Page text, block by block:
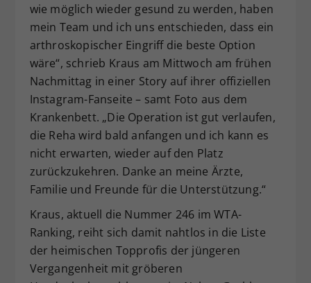
wie möglich wieder gesund zu werden, haben
mein Team und ich uns entschieden, dass ein
arthroskopischer Eingriff die beste Option
wäre“, schrieb Kraus am Mittwoch am frühen
Nachmittag in einer Story auf ihrer offiziellen
Instagram-Fanseite – samt Foto aus dem
Krankenbett. „Die Operation ist gut verlaufen,
die Reha wird bald anfangen und ich kann es
nicht erwarten, wieder auf den Platz
zurückzukehren. Danke an meine Ärzte,
Familie und Freunde für die Unterstützung.“
Kraus, aktuell die Nummer 246 im WTA-
Ranking, reiht sich damit nahtlos in die Liste
der heimischen Topprofis der jüngeren
Vergangenheit mit gröberen